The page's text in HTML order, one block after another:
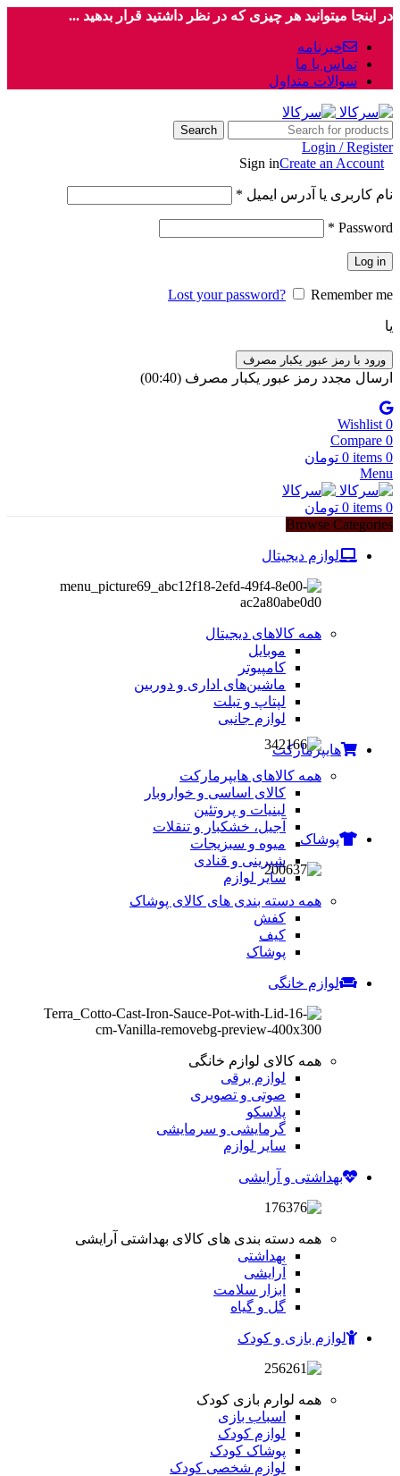
در اینجا میتوانید هر چیزی که در نظر داشتید قرار بدهید ...
خبرنامه
تماس با ما
سوالات متداول
Search
Login / Register
Sign inCreate an Account
نام کاربری یا آدرس ایمیل *
Password
*
Log in
Lost your password? Remember me
یا
ورود با رمز عبور یکبار مصرف
ارسال مجدد رمز عبور یکبار مصرف (00:
40
)
0
Wishlist
0
Compare
0
items
0 تومان
Menu
0
items
0 تومان
Browse Categories
لوازم دیجیتال
همه کالاهای دیجیتال
موبایل
کامپیوتر
ماشین‌های اداری و دوربین
لپتاپ و تبلت
لوازم جانبی
هایپرمارکت
همه کالاهای هایپرمارکت
کالای اساسی و خواروبار
لبنیات و پروتئین
آجیل، خشکبار و تنقلات
میوه و سبزیجات
شیرینی و قنادی
سایر لوازم
پوشاک
همه دسته بندی های کالای پوشاک
کفش
کیف
پوشاک
لوازم خانگی
همه کالای لوازم خانگی
لوازم برقی
صوتی و تصویری
پلاسکو
گرمایشی و سرمایشی
سایر لوازم
بهداشتی و آرایشی
همه دسته بندی های کالای بهداشتی آرایشی
بهداشتی
آرایشی
ابزار سلامت
گل و گیاه
لوازم بازی و کودک
همه لوارم بازی کودک
اسباب بازی
لوازم کودک
پوشاک کودک
لوازم شخصی کودک